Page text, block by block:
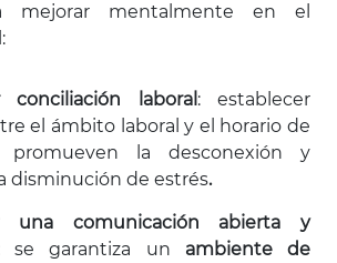
mejorar mentalmente en el
conciliación laboral : establecer
el ámbito laboral y el horario de
promueven la desconexión y
disminución de estrés.
una comunicación abierta y
se garantiza un ambiente de